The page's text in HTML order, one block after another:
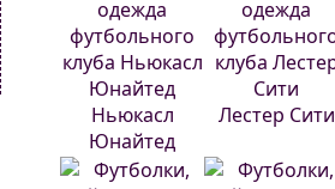
Ньюкасл
Юнайтед
Лестер Сити